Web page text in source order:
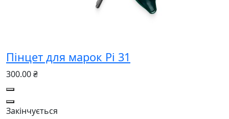
Пінцет для марок Pi 31
300.00 ₴
Закінчується